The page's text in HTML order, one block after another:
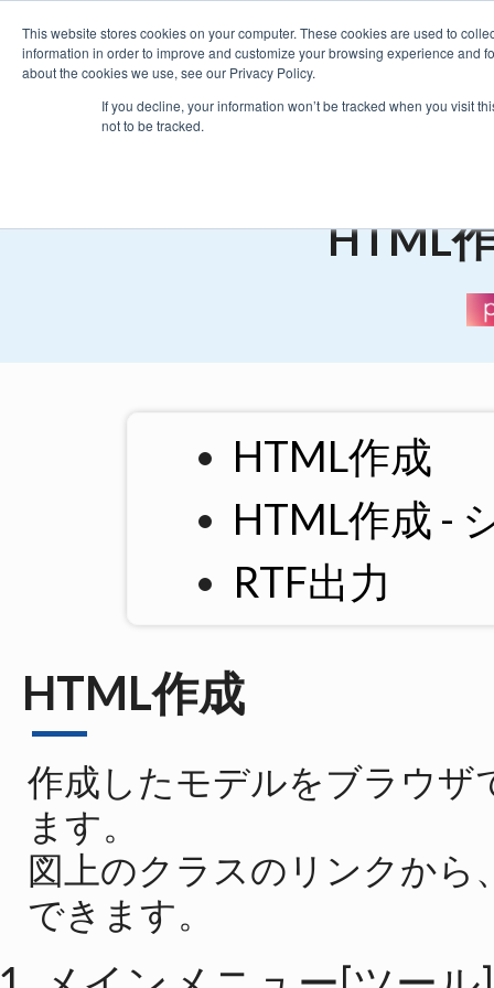
This website stores cookies on your computer. These cookies are used to
information in order to improve and customize your browsing experience and
about the cookies we use, see our Privacy Policy.
If you decline, your information won’t be tracked when you visit
not to be tracked.
HTML
HTML作成
HTML作成 -
RTF出力
HTML作成
作成したモデルをブラウザ
ます。
図上のクラスのリンクか
できます。